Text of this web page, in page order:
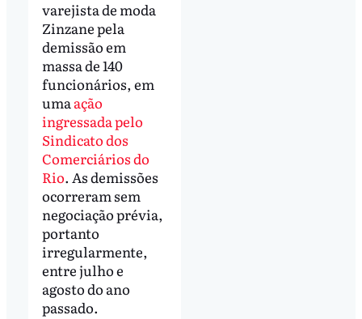
varejista de moda
Zinzane pela
demissão em
massa de 140
funcionários, em
umaação
ingressada pelo
Sindicato dos
Comerciários do
Rio. As demissões
ocorreram sem
negociação prévia,
portanto
irregularmente,
entre julho e
agosto do ano
passado.